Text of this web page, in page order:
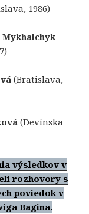
1986)
Mykhalchyk
(Bratislava,
(Devínska
výsledkov v
rozhovory s
poviedok v
Bagina.